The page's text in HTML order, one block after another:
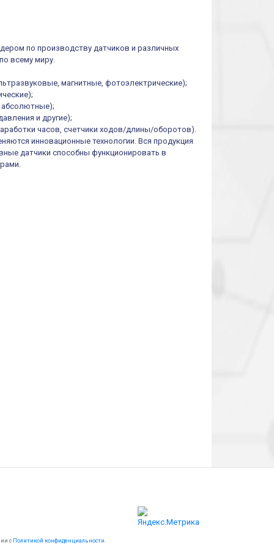
по производству датчиков и различных
всему миру.
магнитные, фотоэлектрические);
абсолютные);
и другие);
часов, счетчики ходов/длины/оборотов).
инновационные технологии. Вся продукция
датчики способны функционировать в
с Политикой конфиденциальности.